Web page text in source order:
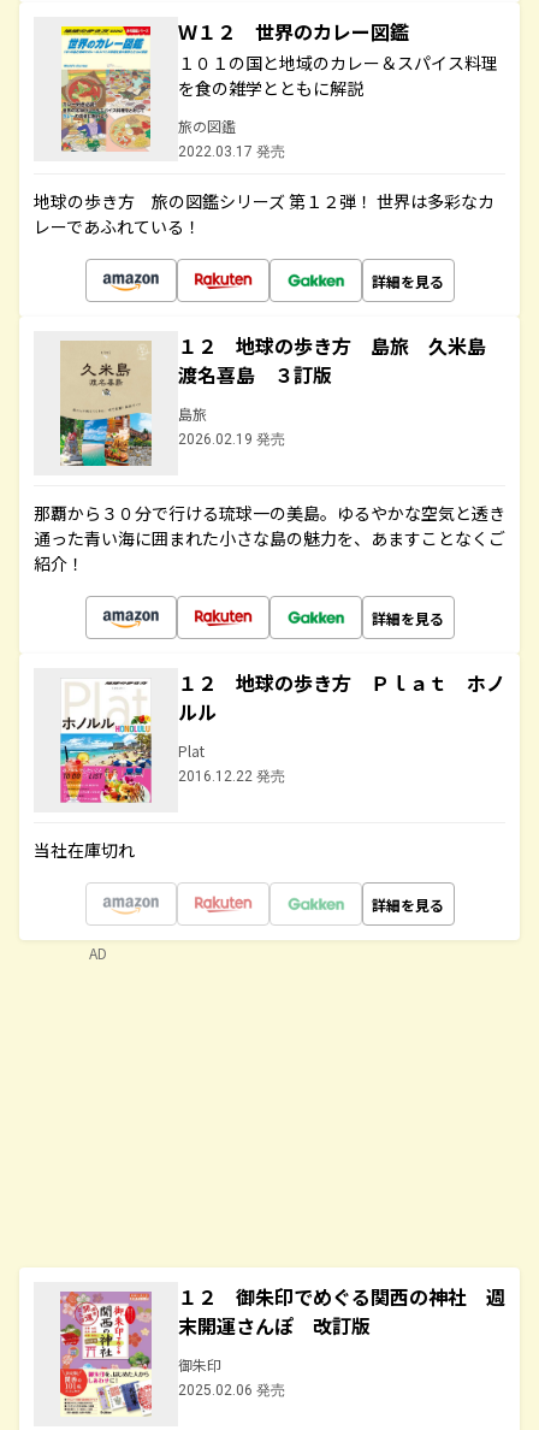
Ｗ１２ 世界のカレー図鑑
１０１の国と地域のカレー＆スパイス料理
を食の雑学とともに解説
旅の図鑑
2022.03.17 発売
地球の歩き方 旅の図鑑シリーズ 第１２弾！ 世界は多彩なカ
レーであふれている！
詳細を見る
１２ 地球の歩き方 島旅 久米島
渡名喜島 ３訂版
島旅
2026.02.19 発売
那覇から３０分で行ける琉球一の美島。ゆるやかな空気と透き
通った青い海に囲まれた小さな島の魅力を、あますことなくご
紹介！
詳細を見る
１２ 地球の歩き方 Ｐｌａｔ ホノ
ルル
Plat
2016.12.22 発売
当社在庫切れ
詳細を見る
１２ 御朱印でめぐる関西の神社 週
末開運さんぽ 改訂版
御朱印
2025.02.06 発売
AD